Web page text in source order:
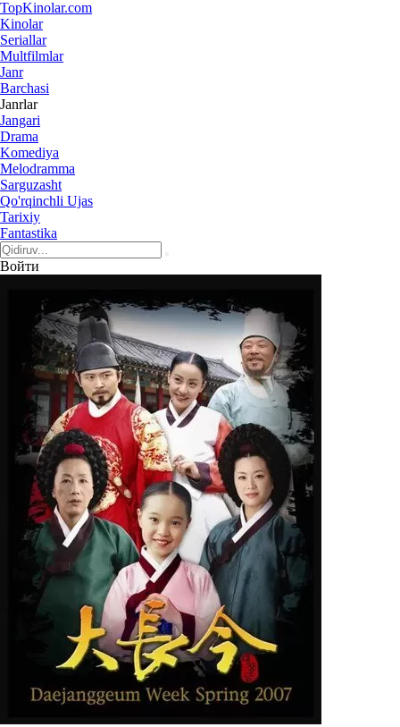
TopKinolar.com
Kinolar
Seriallar
Multfilmlar
Janr
Barchasi
Janrlar
Jangari
Drama
Komediya
Melodramma
Sarguzasht
Qo'rqinchli Ujas
Tarixiy
Fantastika
Войти